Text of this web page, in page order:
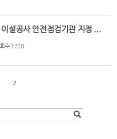
설공사 안전점검기관 지정 ...
수 1228
2